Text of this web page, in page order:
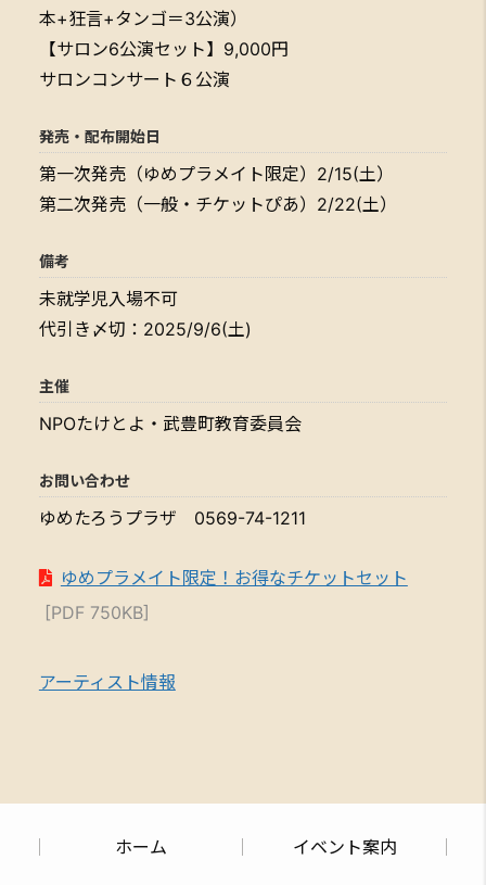
本+狂言+タンゴ＝3公演）
【サロン6公演セット】9,000円
サロンコンサート６公演
発売・配布開始日
第一次発売（ゆめプラメイト限定）2/15(土）
第二次発売（一般・チケットぴあ）2/22(土）
備考
未就学児入場不可
代引き〆切：2025/9/6(土)
主催
NPOたけとよ・武豊町教育委員会
お問い合わせ
ゆめたろうプラザ 0569-74-1211
ゆめプラメイト限定！お得なチケットセット
[PDF 750KB]
アーティスト情報
ホーム イベント案内